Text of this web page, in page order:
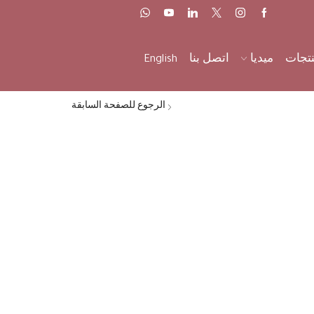
ميديا اتصل بنا English
الرجوع للصفحة السابقة